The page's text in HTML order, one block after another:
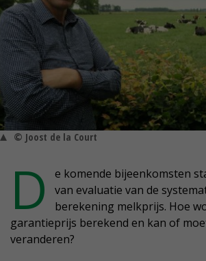
© Joost de la Court
D
e komende bijeenkomsten
van evaluatie van de
berekening melkprijs. Hoe
garantieprijs berekend en kan of
veranderen?